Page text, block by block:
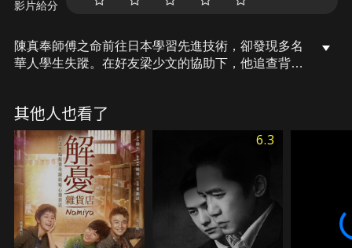
影片給分
陳真奉師傅之命前往日本學習先進技術，卻發現多名
華人學生失蹤。在好友梁少文的協助下，他追查背後
驗室。
其他人也看了
6.3